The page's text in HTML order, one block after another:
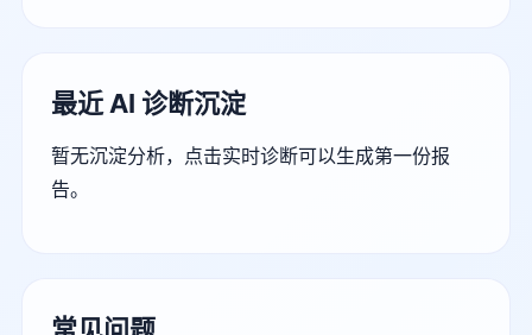
最近 AI 诊断沉淀
暂无沉淀分析，点击实时诊断可以生成第一份报
告。